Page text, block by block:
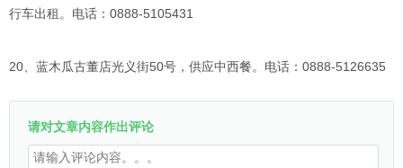
行车出租。电话：0888-5105431
20、蓝木瓜古董店光义街50号，供应中西餐。电话：0888-5126635
请对文章内容作出评论